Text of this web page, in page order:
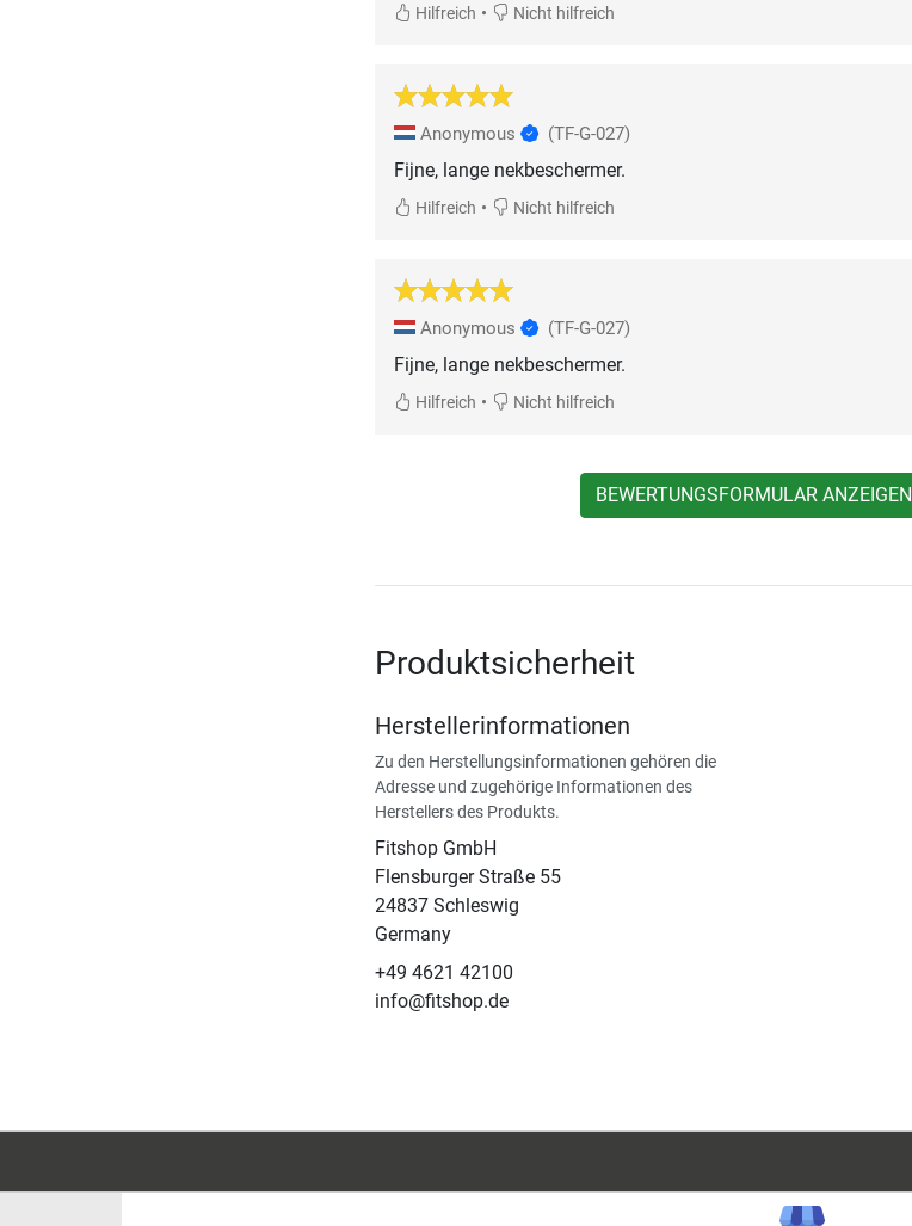
Hilfreich • Nicht hilfreich
Anonymous (TF-G-027)
Fijne, lange nekbeschermer.
Hilfreich • Nicht hilfreich
Anonymous (TF-G-027)
Fijne, lange nekbeschermer.
Hilfreich • Nicht hilfreich
BEWERTUNGSFORMULAR ANZEIGEN
Produktsicherheit
Herstellerinformationen
Zu den Herstellungsinformationen gehören die
Adresse und zugehörige Informationen des
Herstellers des Produkts.
Fitshop GmbH
Flensburger Straße 55
24837 Schleswig
Germany
+49 4621 42100
info@fitshop.de